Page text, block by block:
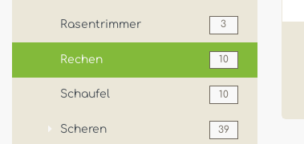
Rasentrimmer 3
Rechen 10
Schaufel 10
Scheren 39